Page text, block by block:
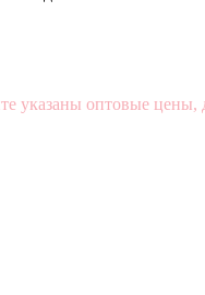
указаны оптовые